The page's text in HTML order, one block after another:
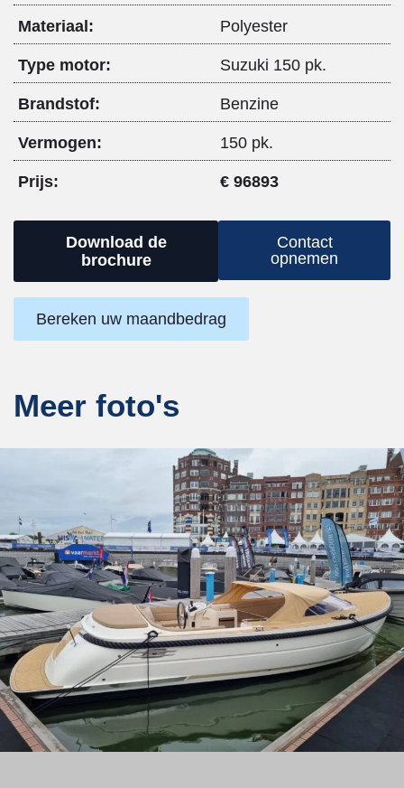
Materiaal: Polyester
Type motor: Suzuki 150 pk.
Brandstof: Benzine
Vermogen: 150 pk.
Prijs: € 96893
Download de
brochure
Contact
opnemen
Bereken uw maandbedrag
Meer foto's